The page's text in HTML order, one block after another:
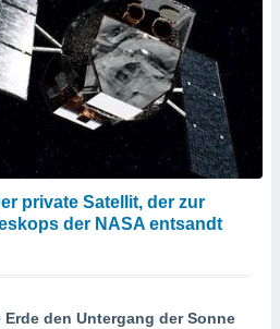
private Satellit, der zur
der NASA entsandt
Erde den Untergang der Sonne